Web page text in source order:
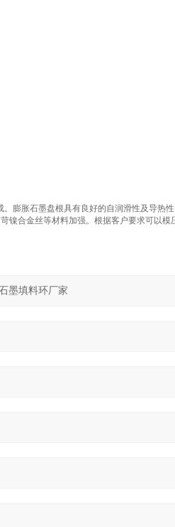
膨胀石墨盘根具有良好的自润滑性及导热
镍合金丝等材料加强。根据客户要求可以模